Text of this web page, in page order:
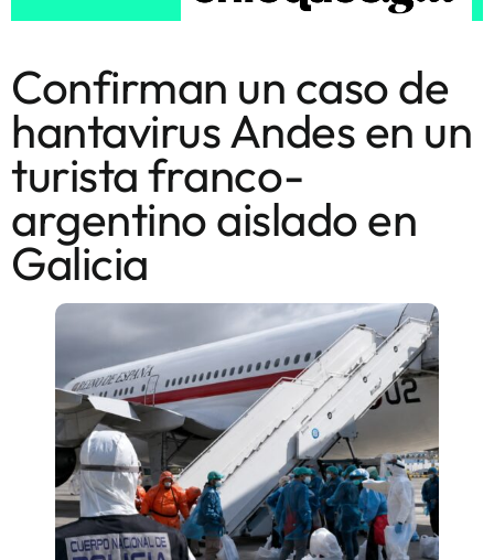
Confirman un caso de
hantavirus Andes en un
turista franco-
argentino aislado en
Galicia